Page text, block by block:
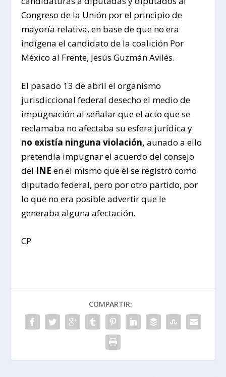
Congreso de la Unión por el principio de
mayoría relativa, en base de que no era
indígena el candidato de la coalición Por
México al Frente, Jesús Guzmán Avilés.
El pasado 13 de abril el organismo
jurisdiccional federal desecho el medio de
impugnación al señalar que el acto que se
reclamaba no afectaba su esfera jurídica y
no existía ninguna violación, aunado a ello
pretendía impugnar el acuerdo del consejo
del INE en el mismo que él se registró como
diputado federal, pero por otro partido, por
lo que no era posible advertir que le
generaba alguna afectación.
CP
COMPARTIR: